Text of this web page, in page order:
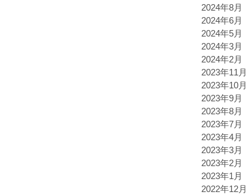
2024年8月
2024年6月
2024年5月
2024年3月
2024年2月
2023年11月
2023年10月
2023年9月
2023年8月
2023年7月
2023年4月
2023年3月
2023年2月
2023年1月
2022年12月